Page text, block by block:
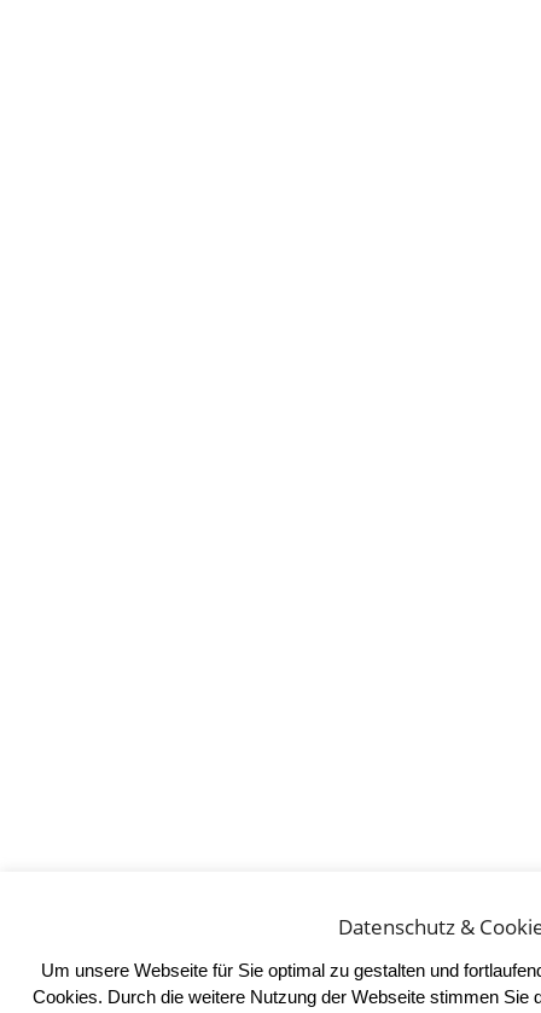
Datenschutz &
Um unsere Webseite für Sie optimal zu gestalten und
Cookies. Durch die weitere Nutzung der Webseite stimmen Sie